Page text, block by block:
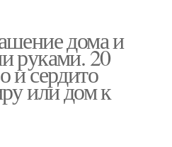
дома и
руками. 20
и сердито
или дом к